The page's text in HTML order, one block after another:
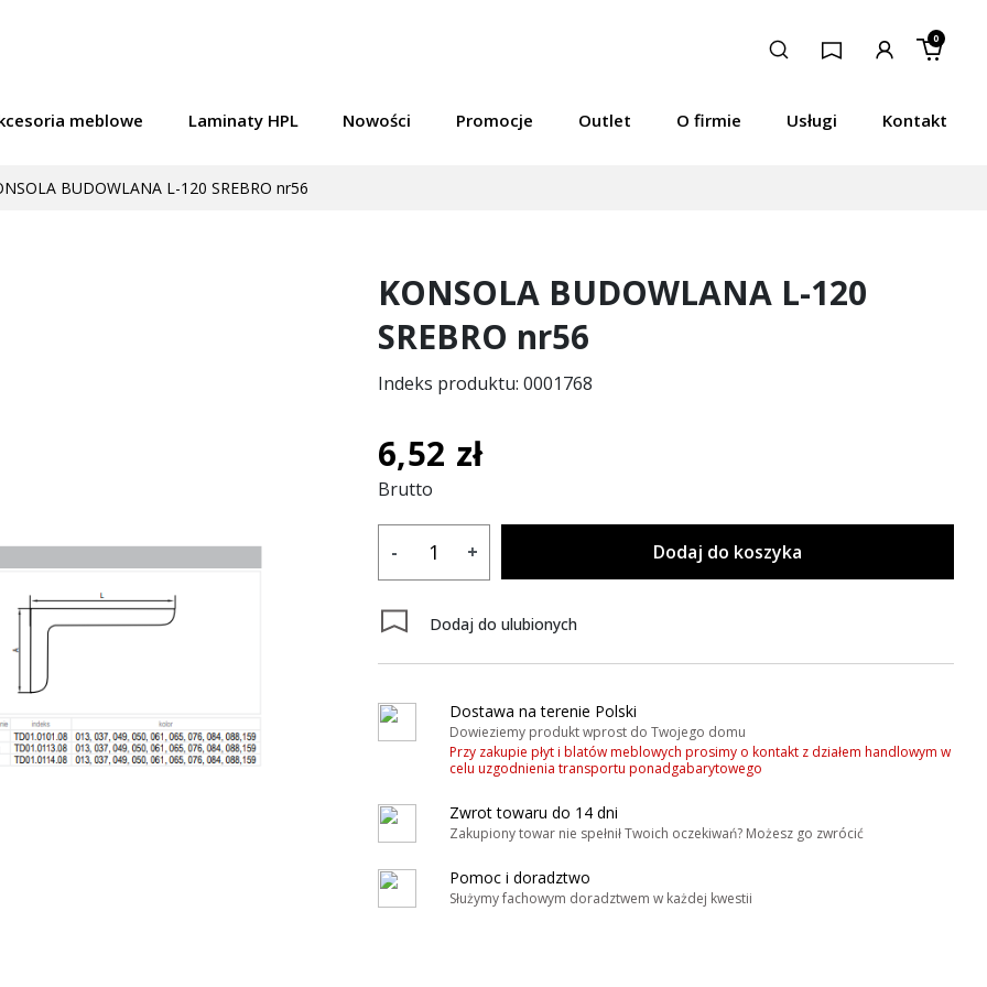
meblowe Laminaty HPL Nowości Promocje Outlet O firmie Usługi Kontakt
0
BUDOWLANA L-120 SREBRO nr56
KONSOLA BUDOWLANA L-120
SREBRO nr56
Indeks produktu: 0001768
6,52 zł
Brutto
- + Dodaj do koszyka
Dodaj do ulubionych
Dostawa na terenie Polski
Dowieziemy produkt wprost do Twojego domu
Przy zakupie płyt i blatów meblowych prosimy o kontakt z działem handlowym w
celu uzgodnienia transportu ponadgabarytowego
Zwrot towaru do 14 dni
Zakupiony towar nie spełnił Twoich oczekiwań? Możesz go zwrócić
Pomoc i doradztwo
Służymy fachowym doradztwem w każdej kwestii